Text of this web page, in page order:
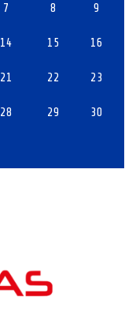
7 8 9
14 15 16
21 22 23
28 29 30